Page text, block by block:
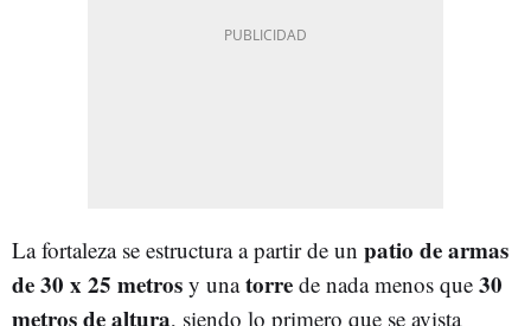
La fortaleza se estructura a partir de un patio de armas
de 30 x 25 metros y unatorre de nada menos que 30
metros de altura, siendo lo primero que se avista